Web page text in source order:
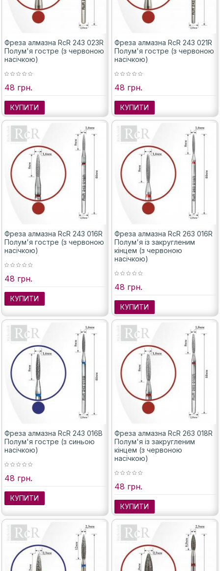
Фреза алмазна RcR 243 023R
Полум'я гостре (з червоною
насічкою)
48 грн.
КУПИТИ
Фреза алмазна RcR 243 021R
Полум'я гостре (з червоною
насічкою)
48 грн.
КУПИТИ
Фреза алмазна RcR 243 016R
Полум'я гостре (з червоною
насічкою)
48 грн.
КУПИТИ
Фреза алмазна RcR 263 016R
Полум'я із закругленим
кінцем (з червоною
насічкою)
48 грн.
КУПИТИ
Фреза алмазна RcR 243 016B
Полум'я гостре (з синьою
насічкою)
48 грн.
КУПИТИ
Фреза алмазна RcR 263 018R
Полум'я із закругленим
кінцем (з червоною
насічкою)
48 грн.
КУПИТИ